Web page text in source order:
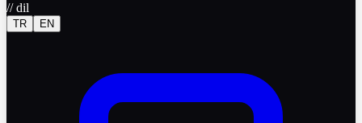
//dil
TR EN